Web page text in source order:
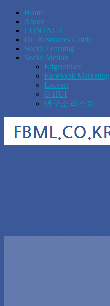
Home
About
CONTACT
DC Resources Guide
Social Learning
Social Metion
Edgeranker
Facebook Marketing
Lacvert
O HUI
연구소 리스트